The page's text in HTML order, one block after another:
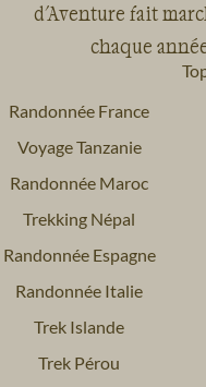
d'Aventure fait
chaque
Randonnée France
Voyage Tanzanie
Randonnée Maroc
Trekking Népal
Randonnée Espagne
Randonnée Italie
Trek Islande
Trek Pérou